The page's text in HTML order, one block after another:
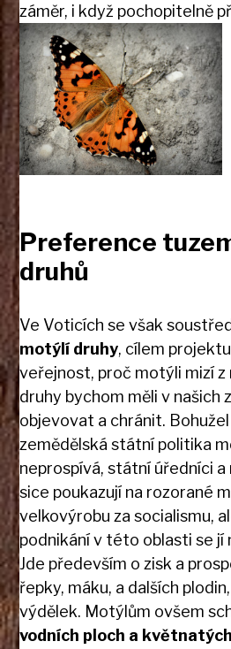
záměr, i když pochopitelně
Preference
druhů
Ve Voticích se však
motýlí druhy, cílem
veřejnost, proč motýli mizí z
druhy bychom měli v našich
objevovat a chránit.
zemědělská státní politika
neprospívá, státní úředníci
sice poukazují na rozorané
velkovýrobu za socialismu,
podnikání v této oblasti se jí
Jde především o zisk a
řepky, máku, a dalších
výdělek. Motýlům ovšem
vodních ploch a